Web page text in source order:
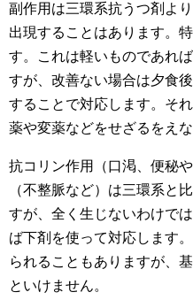
副作用は三環系抗うつ剤よ
出現することはあります。
す。これは軽いものであれ
すが、改善ない場合は夕食
することで対応します。そ
薬や変薬などをせざるをえ
抗コリン作用（口渇、便秘
（不整脈など）は三環系と
すが、全く生じないわけで
ば下剤を使って対応します
られることもありますが、
といけません。